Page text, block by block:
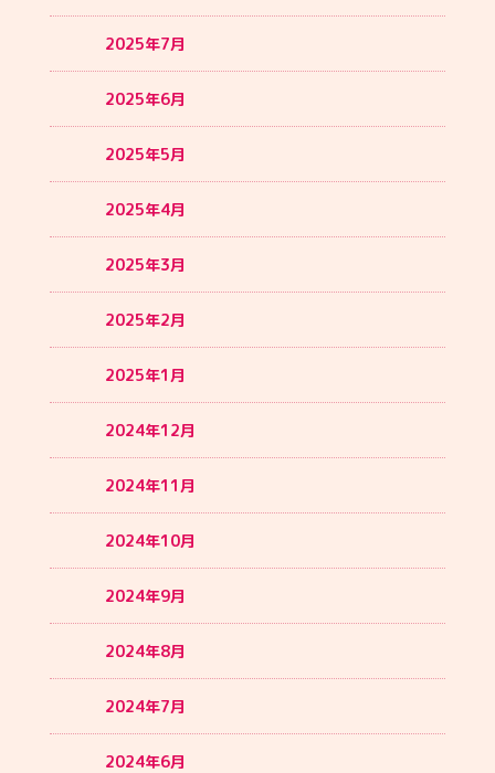
2025年7月
2025年6月
2025年5月
2025年4月
2025年3月
2025年2月
2025年1月
2024年12月
2024年11月
2024年10月
2024年9月
2024年8月
2024年7月
2024年6月